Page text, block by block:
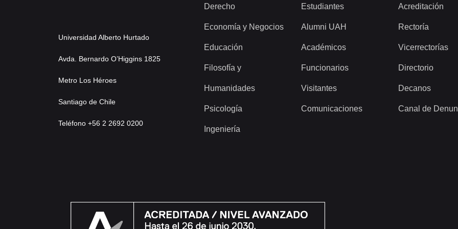
Universidad Alberto Hurtado
Avda. Bernardo O’Higgins 1825
Metro Los Héroes
Santiago de Chile
Teléfono +56 2 2692 0200
Derecho
Economía y Negocios
Educación
Filosofía y
Humanidades
Psicología
Ingeniería
Estudiantes
Alumni UAH
Académicos
Funcionarios
Visitantes
Comunicaciones
Acreditación
Rectoría
Vicerrectorías
Directorio
Decanos
Canal de